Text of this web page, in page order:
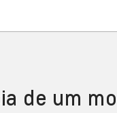
de um